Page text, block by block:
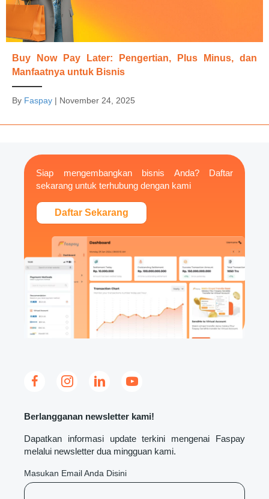
Buy Now Pay Later: Pengertian, Plus Minus, dan
Manfaatnya untuk Bisnis
By Faspay | November 24, 2025
Siap mengembangkan bisnis Anda? Daftar
sekarang untuk terhubung dengan kami
Daftar Sekarang
Berlangganan newsletter kami!
Dapatkan informasi update terkini mengenai Faspay
melalui newsletter dua mingguan kami.
Masukan Email Anda Disini